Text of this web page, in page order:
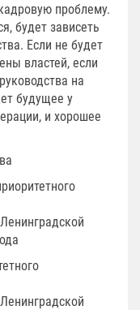
проблему.
будет зависеть
Если не будет
властей, если
на
будущее у
и хорошее